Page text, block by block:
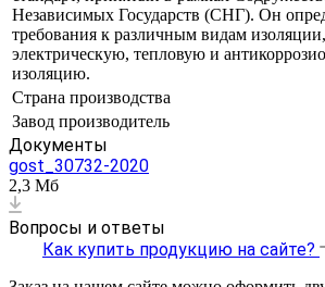
Независимых Государств (СНГ). Он
требования к различным видам
электрическую, тепловую и
изоляцию.
Страна производства
Завод производитель
Документы
gost_30732-2020
2,3 Мб
Вопросы и ответы
Как купить продукцию на сайте?